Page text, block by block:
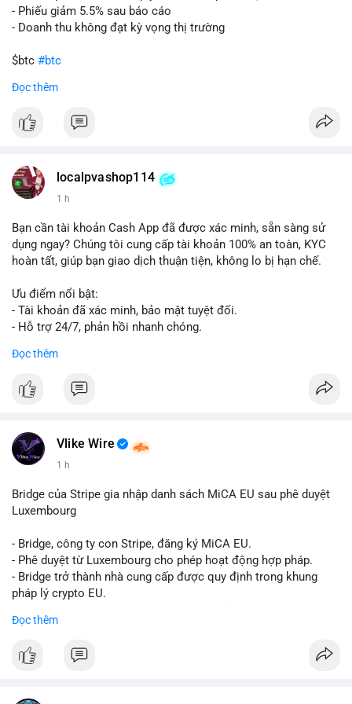
- Phiếu giảm 5.5% sau báo cáo
- Doanh thu không đạt kỳ vọng thị trường
$btc #btc
#vlikevn
📰 Nguồn: Cointelegraph
Đọc thêm
localpvashop114
1 h
Bạn cần tài khoản Cash App đã được xác minh, sẵn sàng sử
dụng ngay? Chúng tôi cung cấp tài khoản 100% an toàn, KYC
hoàn tất, giúp bạn giao dịch thuận tiện, không lo bị hạn chế.
Ưu điểm nổi bật:
- Tài khoản đã xác minh, bảo mật tuyệt đối.
- Hỗ trợ 24/7, phản hồi nhanh chóng.
nay:
📧 Email: localpvashop@gmail.com
Đọc thêm
Vlike Wire
1 h
Bridge của Stripe gia nhập danh sách MiCA EU sau phê duyệt
Luxembourg
- Bridge, công ty con Stripe, đăng ký MiCA EU.
- Phê duyệt từ Luxembourg cho phép hoạt động hợp pháp.
- Bridge trở thành nhà cung cấp được quy định trong khung
pháp lý crypto EU.
#luxembourg
Đọc thêm